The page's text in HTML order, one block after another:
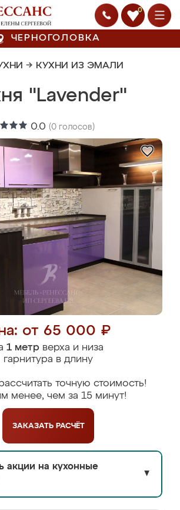
0
ЧЕРНОГОЛОВКА
→ КУХНИ ИЗ ЭМАЛИ
"Lavender"
0.0 (0 голосов)
от 65 000 ₽
1 метрверха и низа
гарнитура в длину
точную стоимость!
менее, чем за 15 минут!
ЗАКАЗАТЬ РАСЧЁТ
акции на кухонные
▼